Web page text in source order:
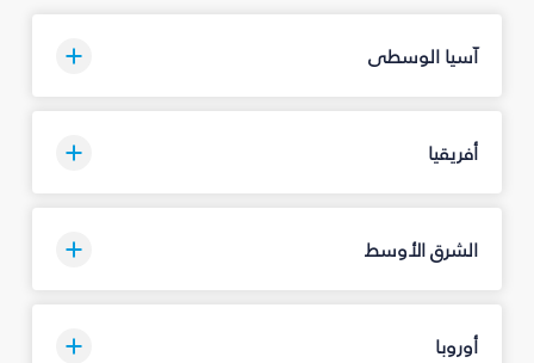
آسيا الوسطى
أفريقيا
الشرق الأوسط
أوروبا